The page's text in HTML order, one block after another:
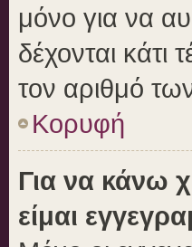
μόνο για να
δέχονται κάτι
τον αριθμό
Κορυφή
Για να κάνω
είμαι